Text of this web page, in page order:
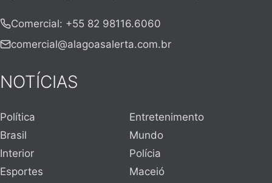
Comercial: +55 82 98116.6060
comercial@alagoasalerta.com.br
NOTÍCIAS
Política
Entretenimento
Brasil
Mundo
Interior
Polícia
Esportes
Maceió